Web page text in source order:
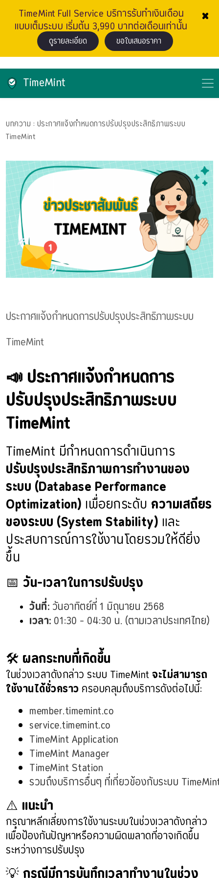
×
TimeMint Full Service บริการรับทำเงินเดือน
แบบเต็มระบบ เริ่มต้น 3,990 บาทต่อเดือนเท่านั้น
ดูรายละเอียด ขอใบเสนอราคา
TimeMint
บทความ : ประกาศแจ้งกำหนดการปรับปรุงประสิทธิภาพระบบ
TimeMint
ประกาศแจ้งกำหนดการปรับปรุงประสิทธิภาพระบบ
TimeMint
📣 ประกาศแจ้งกำหนดการ
ปรับปรุงประสิทธิภาพระบบ
TimeMint
TimeMint มีกำหนดการดำเนินการ
ปรับปรุงประสิทธิภาพการทำงานของ
ระบบ (Database Performance
Optimization)เพื่อยกระดับความเสถียร
ของระบบ (System Stability)และ
ประสบการณ์การใช้งานโดยรวมให้ดียิ่ง
ขึ้น
📅 วัน-เวลาในการปรับปรุง
วันที่: วันอาทิตย์ที่ 1 มิถุนายน 2568
เวลา: 01:30 – 04:30 น. (ตามเวลาประเทศไทย)
🛠ผลกระทบที่เกิดขึ้น
ในช่วงเวลาดังกล่าว ระบบ TimeMintจะไม่สามารถ
ใช้งานได้ชั่วคราวครอบคลุมถึงบริการดังต่อไปนี้:
member.timemint.co
service.timemint.co
TimeMint Application
TimeMint Manager
TimeMint Station
รวมถึงบริการอื่นๆ ที่เกี่ยวข้องกับระบบ
⚠️แนะนำ
กรุณาหลีกเลี่ยงการใช้งานระบบในช่วงเวลาดังกล่าว
เพื่อป้องกันปัญหาหรือความผิดพลาดที่อาจเกิดขึ้น
ระหว่างการปรับปรุง